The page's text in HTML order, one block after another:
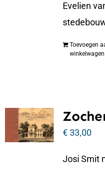
Evelien
Toevoegen
winkelwagen
€33,00
Josi Smit